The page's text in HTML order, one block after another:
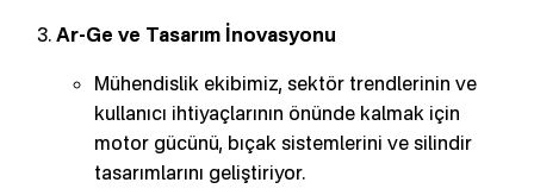
Ar-Ge ve Tasarım İnovasyonu
Mühendislik ekibimiz, sektör trendlerinin ve
kullanıcı ihtiyaçlarının önünde kalmak için
motor gücünü, bıçak sistemlerini ve silindir
tasarımlarını geliştiriyor.